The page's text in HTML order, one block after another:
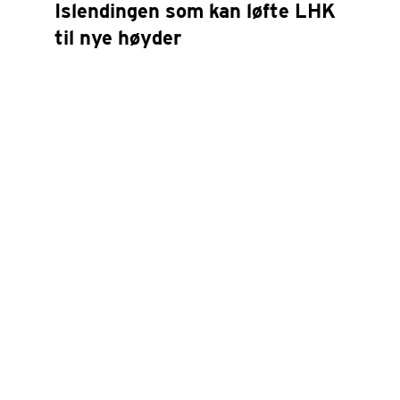
Islendingen som kan løfte LHK
til nye høyder